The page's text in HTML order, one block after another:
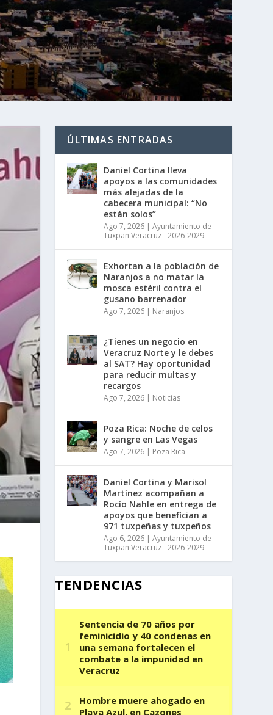
ÚLTIMAS ENTRADAS
Daniel Cortina lleva
apoyos a las comunidades
más alejadas de la
cabecera municipal: “No
están solos”
Ago 7, 2026 |Ayuntamiento de
Tuxpan Veracruz - 2026-2029
Exhortan a la población de
Naranjos a no matar la
mosca estéril contra el
gusano barrenador
Ago 7, 2026 | Naranjos
¿Tienes un negocio en
Veracruz Norte y le debes
al SAT? Hay oportunidad
para reducir multas y
recargos
Ago 7, 2026 | Noticias
Poza Rica: Noche de celos
y sangre en Las Vegas
Ago 7, 2026 | Poza Rica
Daniel Cortina y Marisol
Martínez acompañan a
Rocío Nahle en entrega de
apoyos que benefician a
971 tuxpeñas y tuxpeños
Ago 6, 2026 |Ayuntamiento de
Tuxpan Veracruz - 2026-2029
TENDENCIAS